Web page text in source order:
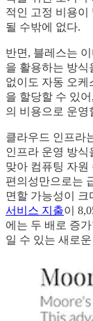
적인 고정 비용이
될 수밖에 없다.
반면, 블레스는
을 활용하는 방식
없이도 자동 오케
을 할당할 수 있
의 비용으로 운영
클라우드 인프라
인프라 운영 방
맞아 컴퓨팅 자원
편의성만으로는
면할 가능성이 크
서비스 지출이
에는 두 배로 증
일 수 있는 새로